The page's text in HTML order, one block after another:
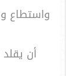
واستطاع
أن